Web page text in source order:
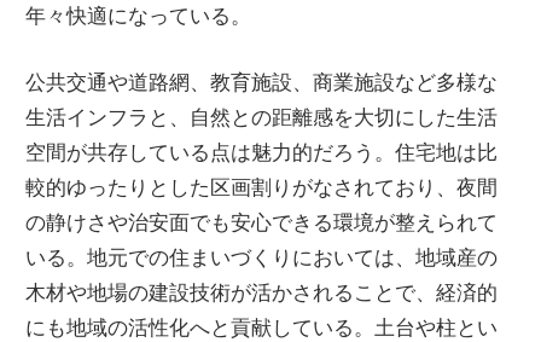
年々快適になっている。
公共交通や道路網、教育施設、商業施設など多様な
生活インフラと、自然との距離感を大切にした生活
空間が共存している点は魅力的だろう。住宅地は比
較的ゆったりとした区画割りがなされており、夜間
の静けさや治安面でも安心できる環境が整えられて
いる。地元での住まいづくりにおいては、地域産の
木材や地場の建設技術が活かされることで、経済的
にも地域の活性化へと貢献している。土台や柱とい